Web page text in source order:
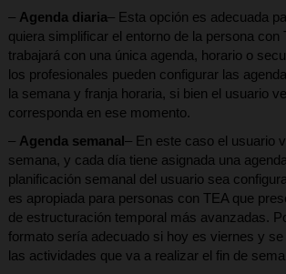
– Agenda diaria– Esta opción es adecuada
quiera simplificar el entorno de la persona con
trabajará con una única agenda, horario o
los profesionales pueden configurar las
la semana y franja horaria, si bien el usuario
corresponda en ese momento.
– Agenda semanal– En este caso el usuario
semana, y cada día tiene asignada una
planificación semanal del usuario sea
es apropiada para personas con TEA que
de estructuración temporal más avanzadas.
formato sería adecuado si hoy es viernes y
las actividades que va a realizar el fin de